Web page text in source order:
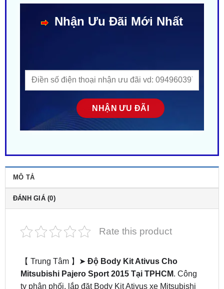
ĐÁNH GIÁ (0)
【 Trung Tâm 】➤Độ Body Kit Ativus Cho
ty phân phối, lắp đặt Body Kit Ativus xe Mitsubishi
tại Sài Gòn. Gắn tận nơi gần đây ở tại HCM. Nhiều
mẫu mã – Phong cách độc lạ. Giá siêu HOT! ZKar